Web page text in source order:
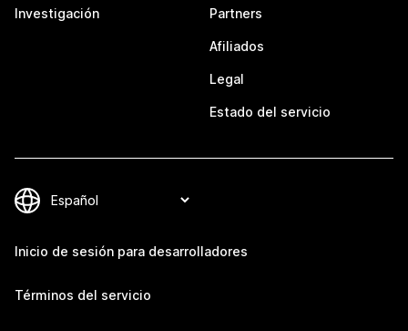
Investigación Partners
Afiliados
Legal
Estado del servicio
Inicio de sesión para desarrolladores
Términos del servicio